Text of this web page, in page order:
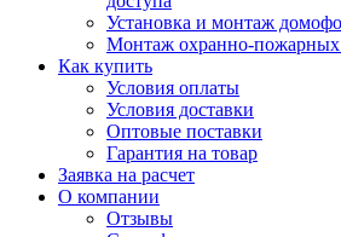
Установка и монтаж
Монтаж охранно-пожарных
Как купить
Условия оплаты
Условия доставки
Оптовые поставки
Гарантия на товар
Заявка на расчет
О компании
Отзывы